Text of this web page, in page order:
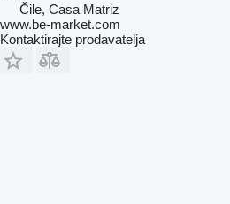
Čile, Casa Matriz
www.be-market.com
Kontaktirajte prodavatelja